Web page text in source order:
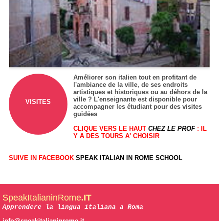
VISITES
Améliorer son italien tout en profitant de
l'ambiance de la ville, de ses endroits
artistiques et historiques ou au déhors de la
ville ? L'enseignante est disponible pour
accompagner les étudiant pour des visites
guidées
CLIQUE VERS LE HAUT CHEZ LE PROF: IL
Y A DES TOURS A' CHOISIR
SUIVE IN FACEBOOK SPEAK ITALIAN IN ROME SCHOOL
SpeakItalianinRome.IT
Apprendere la lingua italiana a Roma